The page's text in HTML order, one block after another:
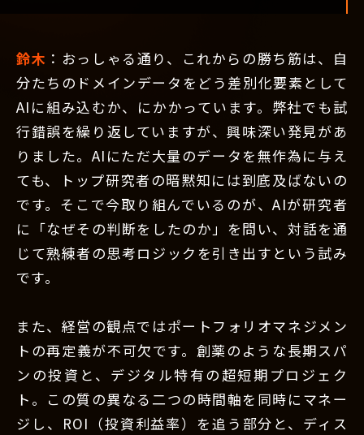
鈴木 ：おっしゃる通り、これからの勝ち筋は、自
分たちのドメインデータをどう差別化要素として
AIに組み込むか、にかかっています。弊社でも試
行錯誤を繰り返していますが、興味深い発見があ
りました。AIにただ大量のデータを無作為に与え
ても、トップ研究者の暗黙知には到底及ばないの
です。そこで今取り組んでいるのが、AIが研究者
に「なぜその判断をしたのか」を問い、対話を通
じて熟練者の思考ロジックを引き出すという試み
です。
また、経営の観点ではポートフォリオマネジメン
トの再定義が不可欠です。創薬のような長期スパ
ンの投資と、デジタル特有の超短期プロジェク
ト。この質の異なる二つの時間軸を同時にマネー
ジし、ROI（投資利益率）を追う部分と、ディス